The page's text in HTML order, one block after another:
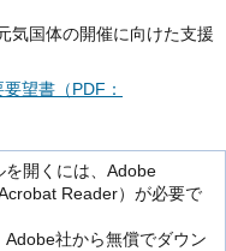
国体の開催に向けた支援
望書（PDF：
を開くには、Adobe
Reader）が必要で
Adobe社から無償でダウン